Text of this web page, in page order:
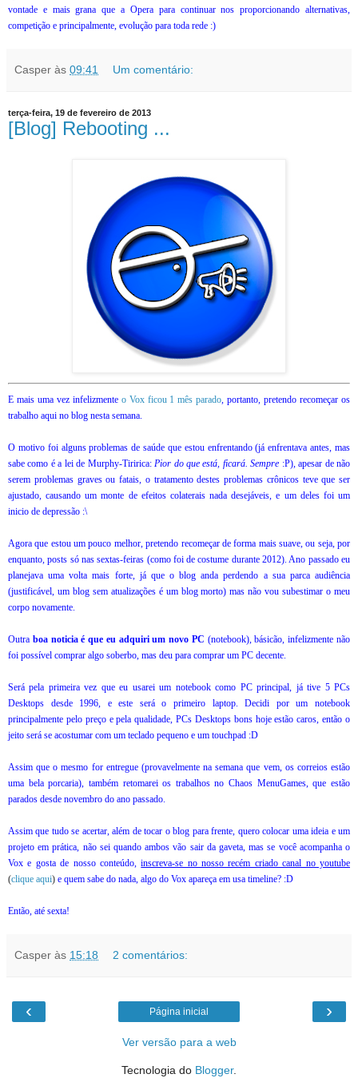
vontade e mais grana que a Opera para continuar nos proporcionando alternativas,
competição e principalmente, evolução para toda rede :)
Casper às 09:41 Um comentário:
terça-feira, 19 de fevereiro de 2013
[Blog] Rebooting ...
E mais uma vez infelizmente o Vox ficou 1 mês parado, portanto, pretendo recomeçar os
trabalho aqui no blog nesta semana.
O motivo foi alguns problemas de saúde que estou enfrentando (já enfrentava antes, mas
sabe como é a lei de Murphy-Tiririca:Pior do que está, ficará. Sempre :P), apesar de não
serem problemas graves ou fatais, o tratamento destes problemas crônicos teve que ser
ajustado, causando um monte de efeitos colaterais nada desejáveis, e um deles foi um
inicio de depressão :\
Agora que estou um pouco melhor, pretendo recomeçar de forma mais suave, ou seja, por
enquanto, posts só nas sextas-feiras (como foi de costume durante 2012). Ano passado eu
planejava uma volta mais forte, já que o blog anda perdendo a sua parca audiência
(justificável, um blog sem atualizações é um blog morto) mas não vou subestimar o meu
corpo novamente.
Outra boa noticia é que eu adquiri um novo PC (notebook), básicão, infelizmente não
foi possível comprar algo soberbo, mas deu para comprar um PC decente.
Será pela primeira vez que eu usarei um notebook como PC principal, já tive 5 PCs
Desktops desde 1996, e este será o primeiro laptop. Decidi por um notebook
principalmente pelo preço e pela qualidade, PCs Desktops bons hoje estão caros, então o
jeito será se acostumar com um teclado pequeno e um touchpad :D
Assim que o mesmo for entregue (provavelmente na semana que vem, os correios estão
uma bela porcaria), também retomarei os trabalhos no Chaos MenuGames, que estão
parados desde novembro do ano passado.
Assim que tudo se acertar, além de tocar o blog para frente, quero colocar uma ideia e um
projeto em prática, não sei quando ambos vão sair da gaveta, mas se você acompanha o
Vox e gosta de nosso conteúdo,inscreva-se no nosso recém criado canal no youtube
(clique aqui) e quem sabe do nada, algo do Vox apareça em usa timeline? :D
Então, até sexta!
Casper às 15:18 2 comentários:
‹ ›
Página inicial
Ver versão para a web
Tecnologia do Blogger.